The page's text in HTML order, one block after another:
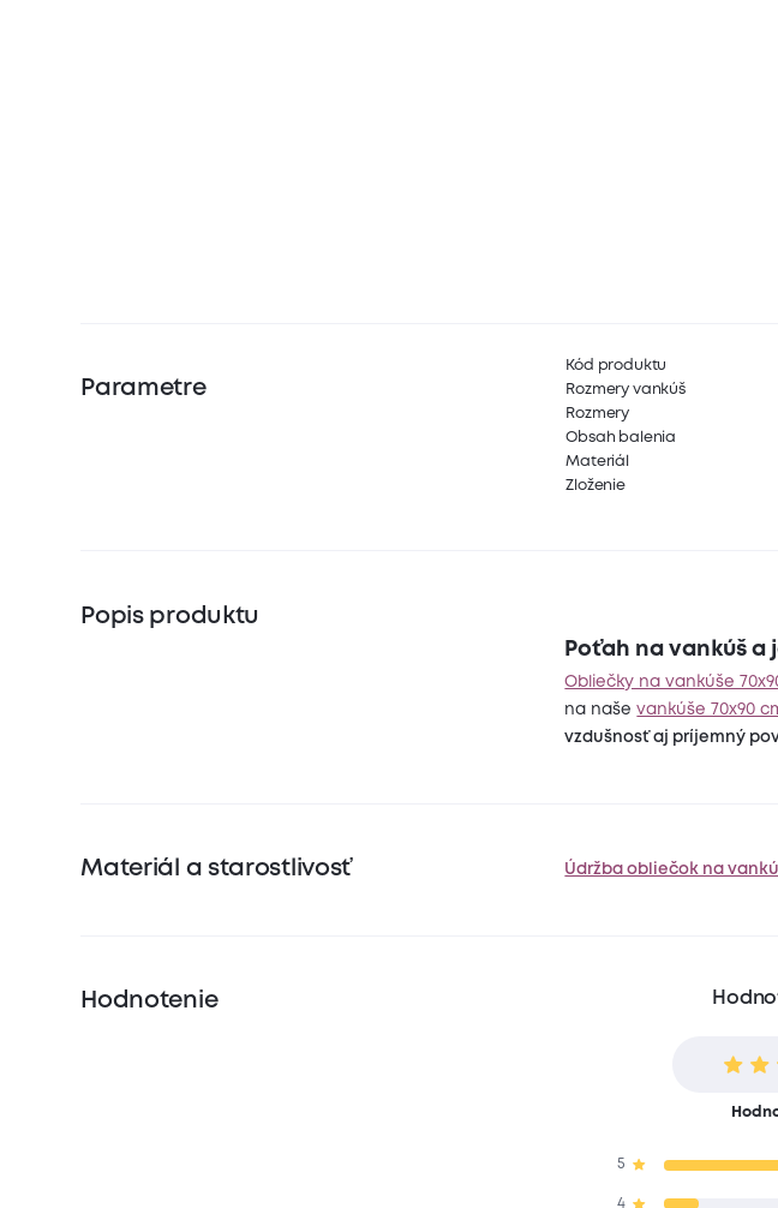
Parametre
Kód produktu
Rozmery vankúš
Rozmery
Obsah balenia
Materiál
Zloženie
Popis produktu
Poťah na vankúš
Obliečky na vankúše
na naševankúše 70x90
vzdušnosť aj príjemný
Materiál a starostlivosť Údržba obliečok na
Hodnotenie
5
4